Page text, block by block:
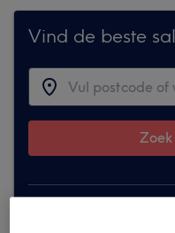
Vind de beste